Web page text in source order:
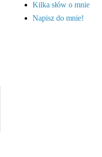
Kilka słów o mnie
Napisz do mnie!